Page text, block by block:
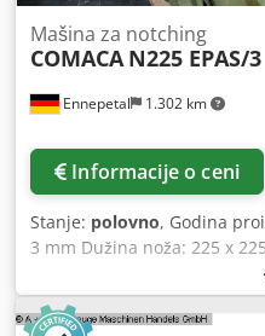
Ennepetal 1.302 km
Mašina za notching
COMACA N225 EPAS/3
Informacije o ceni
Stanje: polovno, Godina
3 mm Dužina noža: 225 x
Ahexyacpe Usha Izbačaj:
Ukupna potrebna snaga:
0,9 t Potreban prostor